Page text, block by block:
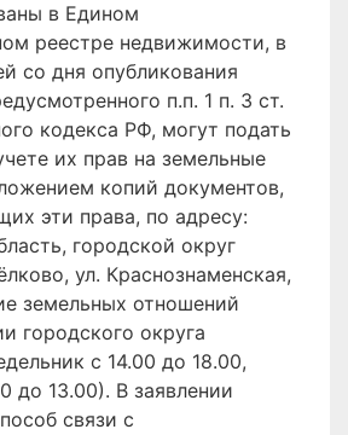
в Едином
реестре недвижимости, в
со дня опубликования
п.п. 1 п. 3 ст.
кодекса РФ, могут подать
их прав на земельные
копий документов,
эти права, по адресу:
городской округ
ул. Краснознаменская,
земельных отношений
городского округа
с 14.00 до 18.00,
до 13.00). В заявлении
связи с